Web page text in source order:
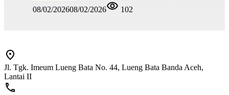
08/02/202608/02/2026 102
Jl. Tgk. Imeum Lueng Bata No. 44, Lueng Bata Banda Aceh,
Lantai II